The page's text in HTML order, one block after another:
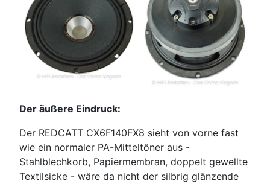
Der äußere Eindruck:
Der REDCATT CX6F140FX8 sieht von vorne fast
wie ein normaler PA-Mitteltöner aus -
Stahlblechkorb, Papiermembran, doppelt gewellte
Textilsicke - wäre da nicht der silbrig glänzende